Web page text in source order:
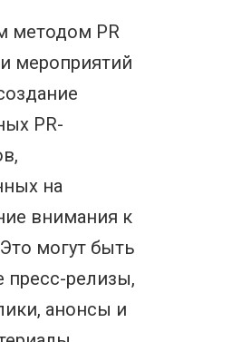
методом PR
мероприятий
PR-
на
внимания к
могут быть
пресс-релизы,
анонсы и